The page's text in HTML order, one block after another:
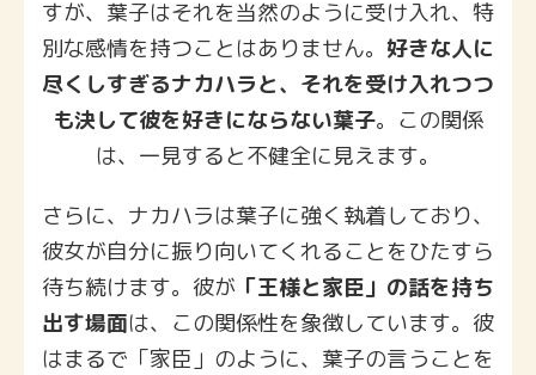
すが、葉子はそれを当然のように受け入れ、特
別な感情を持つことはありません。 好きな人に
尽くしすぎるナカハラと、それを受け入れつつ
も決して彼を好きにならない葉子。この関係
は、一見すると不健全に見えます。
さらに、ナカハラは葉子に強く執着しており、
彼女が自分に振り向いてくれることをひたすら
待ち続けます。彼が 「王様と家臣」の話を持ち
出す場面は、この関係性を象徴しています。彼
はまるで「家臣」のように、葉子の言うことを